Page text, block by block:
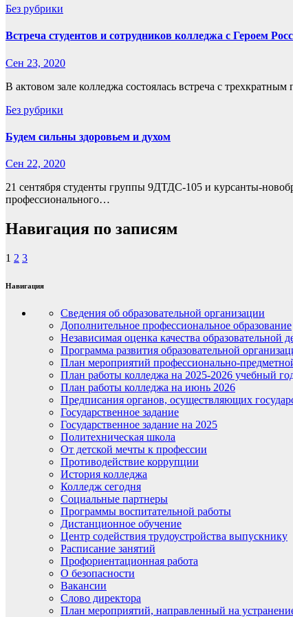
Без рубрики
Встреча студентов и сотрудников колледжа с Героем
Сен 23, 2020
В актовом зале колледжа состоялась встреча с
Без рубрики
Будем сильны здоровьем и духом
Сен 22, 2020
21 сентября студенты группы 9ДТДС-105 и курсанты-
профессионального…
Навигация по записям
1 2 3
Навигация
Сведения об образовательной организации
Дополнительное профессиональное образование
Независимая оценка качества образовательной
Программа развития образовательной
План мероприятий профессионально-
План работы колледжа на 2025-2026 учебный
План работы колледжа на июнь 2026
Предписания органов, осуществляющих
Государственное задание
Государственное задание на 2025
Политехническая школа
От детской мечты к профессии
Противодействие коррупции
История колледжа
Колледж сегодня
Социальные партнеры
Программы воспитательной работы
Дистанционное обучение
Центр содействия трудоустройства выпускнику
Расписание занятий
Профориентационная работа
О безопасности
Вакансии
Слово директора
План мероприятий, направленный на